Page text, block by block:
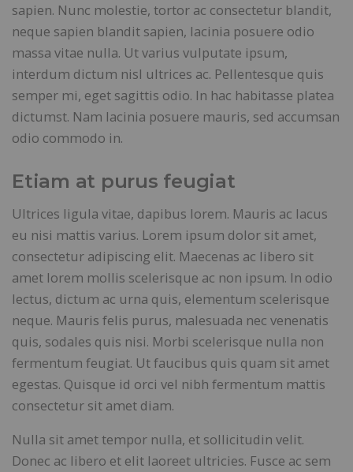
sapien. Nunc molestie, tortor ac consectetur blandit,
neque sapien blandit sapien, lacinia posuere odio
massa vitae nulla. Ut varius vulputate ipsum,
interdum dictum nisl ultrices ac. Pellentesque quis
semper mi, eget sagittis odio. In hac habitasse platea
dictumst. Nam lacinia posuere mauris, sed accumsan
odio commodo in.
Etiam at purus feugiat
Ultrices ligula vitae, dapibus lorem. Mauris ac lacus
eu nisi mattis varius. Lorem ipsum dolor sit amet,
consectetur adipiscing elit. Maecenas ac libero sit
amet lorem mollis scelerisque ac non ipsum. In odio
lectus, dictum ac urna quis, elementum scelerisque
neque. Mauris felis purus, malesuada nec venenatis
quis, sodales quis nisi. Morbi scelerisque nulla non
fermentum feugiat. Ut faucibus quis quam sit amet
egestas. Quisque id orci vel nibh fermentum mattis
consectetur sit amet diam.
Nulla sit amet tempor nulla, et sollicitudin velit.
Donec ac libero et elit laoreet ultricies. Fusce ac sem